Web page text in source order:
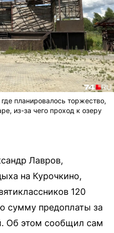
планировалось торжество,
из-за чего проход к озеру
Лавров,
на Курочкино,
120
сумму предоплаты за
Об этом сообщил сам